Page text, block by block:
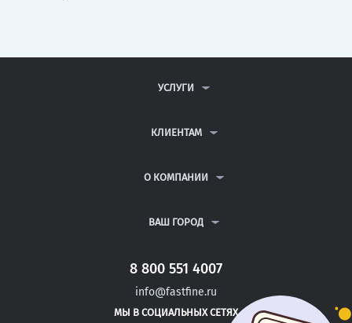
УСЛУГИ
ДИПЛОМНЫЕ РАБОТЫ
РЕФЕРАТЫ
КЛИЕНТАМ
ВОПРОСЫ И ОТВЕТЫ
ПОЛИТИКА КОНФИДЕНЦИАЛЬНОСТИ
О КОМПАНИИ
КОНТАКТЫ
ВАШ ГОРОД
САНКТ-ПЕТЕРБУРГ
ОТРАДНАЯ
ТИХОРЕЦК
8 800 551 4007
info@fastfine.ru
МЫ В СОЦИАЛЬНЫХ СЕТЯХ